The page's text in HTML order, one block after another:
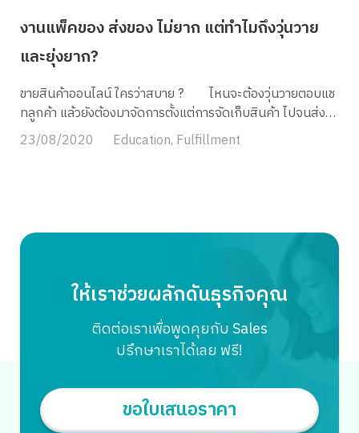
โดยผู้ซื้อไม่จำเป็นต้องออกจากแพลตฟอร์มที่ใช้งานอยู่ ทำให้การ
ซื้อขายเป็นไปอย่างสะดวกและรวดเร็ว ปัจจุบันแพลตฟอร์มยอด
นิยมอย่าง TikTok Shop, Facebook หรือ Instagram เป็นต้น
โดยแต่ละแพลตฟอร์มต่างก็มีฟีเจอร์ที่รองรับการทำ Social
Commerce อย่างครบวงจร Social Commerce มีกี่ประเภท
อะไรบ้าง การทำ Social Commerce นั้นมีหลากหลายรูปแบบที่
น่าสนใจ แต่ละประเภทก็มีจุดเด่นและวิธีการเข้าถึงลูกค้าที่แตก
งานแพ็คของ ส่งของ ไม่ยาก แต่ทำไมถึงวุ่นวาย
และยุ่งยาก?
ขายสินค้าออนไลน์ ใครว่าสบาย ? ไหนจะต้องวุ่นวายตอบแช
ทลูกค้า แล้วยังต้องมาจัดการตั้งแต่การจัดเก็บสินค้า ไปจนส่ง
สินค้าถึงมือลูกค้าอีก บางคนอาจคิดว่า การจัดเก็บสินค้าจะวาง
ไว้ตรงไหนก็ได้ แค่ไม่เกะกะก็พอ ในช่วงแรก ๆ ของยังน้อย
ห้องรับแขก โต๊ะกินข้าว กลับไม่พอวางแล้ว จะทำอย่างไรจริงไหม
ครับ? บางครั้งเก็บของไม่เป็นระเบียบ ใครเดินไปเหยียบ เละ
ถลาย จนลืมคิดไปว่า ยิ่งขายได้มากเท่าไรก็ต้องมานั่งหลังขดหลัง
แข็งแพ็คสินค้ามากขึ้นเท่านั้น บางร้านดีหน่อยมีครอบครัวช่วย
เเพ็ค แต่บางร้านก็ต้องจ้างคนมาช่วยแพ็ค ตรงนี้แหละครับ
นอกจากจะเปลืองงบประมาณไปแล้ว อาจจะยังต้องมาจัดการ
ปัญหาคนอีกครับ อย่างที่ทราบกันดีว่า ยิ่งมากคนก็ยิ่งมากความ
แค่แพ็คของส่งของใครว่าง่าย ? พูดถึงงานเเพ็คสินค้าที่
อาจดูเหมือนจะง่าย ไม่ซับซ้อน แต่แท้จริงแล้วมีดีเทลและเสีย
เวลาใช้ได้เลยครับ […]
23/08/2020 Education, Fulfillment
ให้เราช่วยผลักดันธุรกิจคุณ
ติดต่อเราเพื่อพูดคุยกับ Sales
ปรึกษาเราได้เลย ฟรี!
ขอใบเสนอราคา